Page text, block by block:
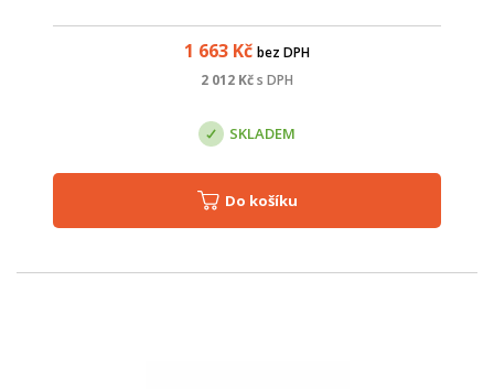
1 663 Kč bez DPH
2 012 Kčs DPH
SKLADEM
Do košíku